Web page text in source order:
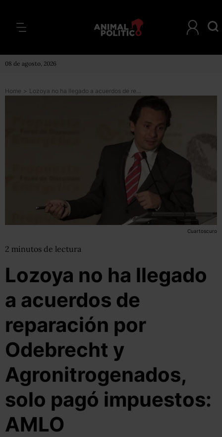
08 de agosto, 2026
Home > Lozoya no ha llegado a acuerdos de reparación por Odebrecht y Agronitrogenados, solo pagó impuestos: AMLO
Cuartoscuro
2 minutos de lectura
Lozoya no ha llegado
a acuerdos de
reparación por
Odebrecht y
Agronitrogenados,
solo pagó impuestos:
AMLO